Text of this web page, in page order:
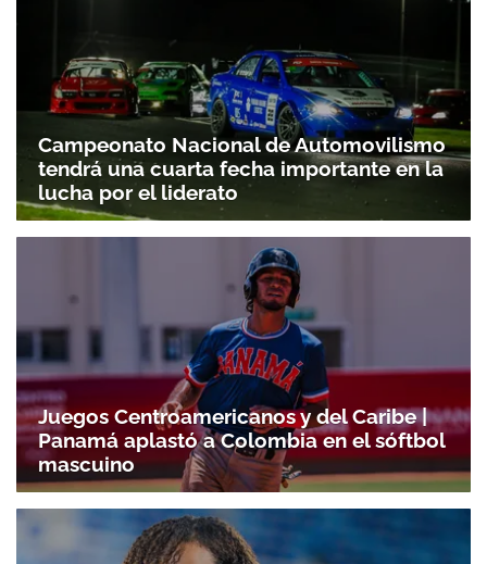
Campeonato Nacional de Automovilismo
tendrá una cuarta fecha importante en la
lucha por el liderato
Juegos Centroamericanos y del Caribe |
Panamá aplastó a Colombia en el sóftbol
mascuino